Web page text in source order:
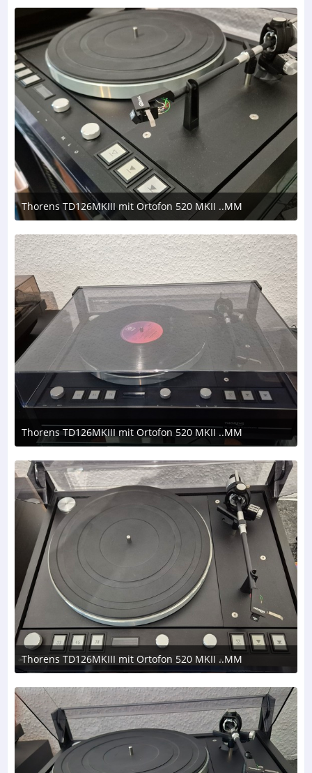
Thorens TD126MKIII mit Ortofon 520 MKII ..MM
8. August 2026 um 17:50
Thorens TD126MKIII mit Ortofon 520 MKII ..MM
8. August 2026 um 17:50
Thorens TD126MKIII mit Ortofon 520 MKII ..MM
8. August 2026 um 17:50